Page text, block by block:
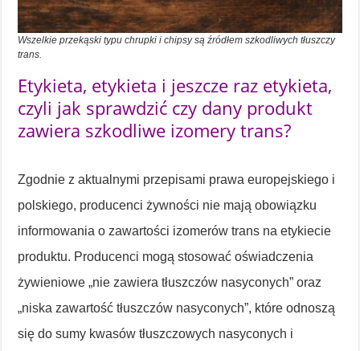
Wszelkie przekąski typu chrupki i chipsy są źródłem szkodliwych tłuszczy
trans.
Etykieta, etykieta i jeszcze raz etykieta,
czyli jak sprawdzić czy dany produkt
zawiera szkodliwe izomery trans?
Zgodnie z aktualnymi przepisami prawa europejskiego i
polskiego, producenci żywności nie mają obowiązku
informowania o zawartości izomerów trans na etykiecie
produktu. Producenci mogą stosować oświadczenia
żywieniowe „nie zawiera tłuszczów nasyconych” oraz
„niska zawartość tłuszczów nasyconych”, które odnoszą
się do sumy kwasów tłuszczowych nasyconych i